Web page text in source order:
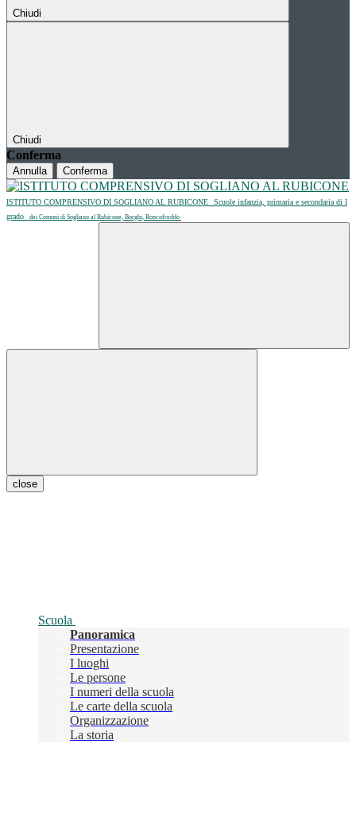
Chiudi
Chiudi
Conferma
Annulla Conferma
ISTITUTO COMPRENSIVO DI SOGLIANO AL RUBICONE
Scuole infanzia, primaria e secondaria di I
grado
dei Comuni di Sogliano al Rubicone, Borghi, Roncofreddo
close
Scuola
Panoramica
Presentazione
I luoghi
Le persone
I numeri della scuola
Le carte della scuola
Organizzazione
La storia